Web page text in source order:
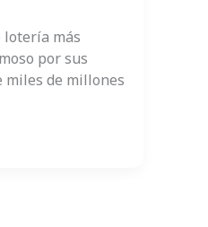
lotería más
por sus
miles de millones